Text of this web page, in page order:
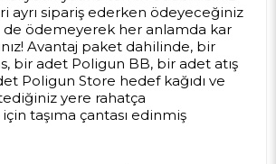
ayrı sipariş ederken ödeyeceğiniz
ödemeyerek her anlamda kar
Avantaj paket dahilinde, bir
bir adet Poligun BB, bir adet atış
Poligun Store hedef kağıdı ve
yere rahatça
taşıma çantası edinmiş